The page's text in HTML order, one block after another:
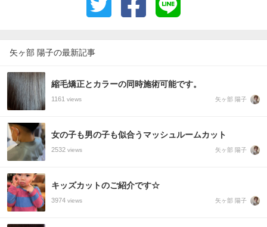
矢ヶ部 陽子の最新記事
縮毛矯正とカラーの同時施術可能です。
1161 views 矢ヶ部 陽子
女の子も男の子も似合うマッシュルームカット
2532 views 矢ヶ部 陽子
キッズカットのご紹介です☆
3974 views 矢ヶ部 陽子